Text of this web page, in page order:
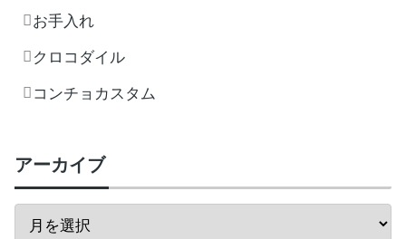
お手入れ
クロコダイル
コンチョカスタム
アーカイブ